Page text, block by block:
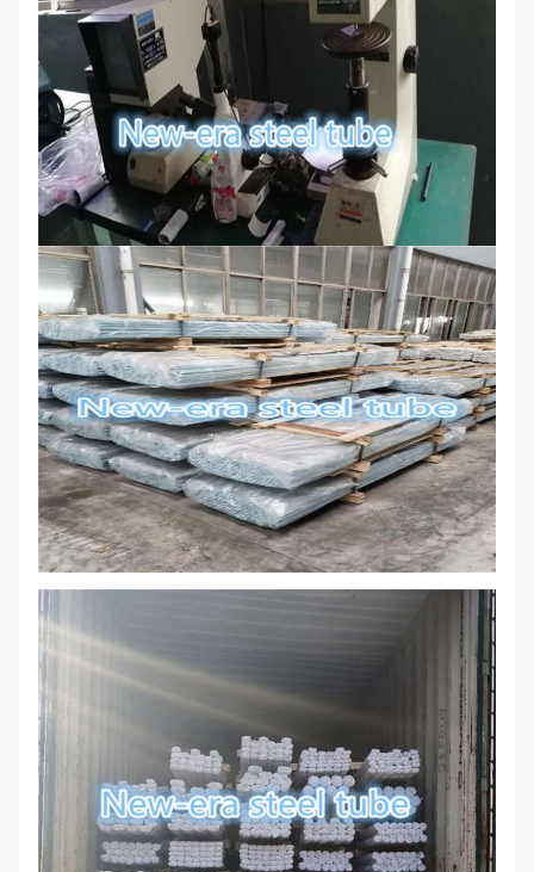
1-1/4
65
1-3/8 -
1-1/2
B16
Tot 2-1/2 125 105 18
2-5/8 - 4 110 95
4-1/8 - 7 100